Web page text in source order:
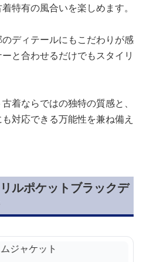
特有の風合いを楽しめます。
ディテールにもこだわりが感
と合わせるだけでもスタイリ
着ならではの独特の質感と、
対応できる万能性を兼ね備え
ルポケットブラックデ